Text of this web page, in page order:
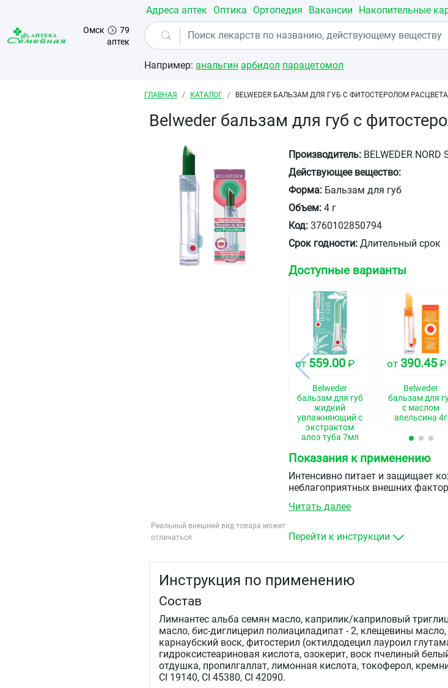
Перейти к основному содержанию
Омск
79
аптек
Адреса аптек Оптика Ортопедия Вакансии Накопительные
Например: анальгин арбидол парацетомол
Строка навигации
ГЛАВНАЯ КАТАЛОГ BELWEDER БАЛЬЗАМ ДЛЯ ГУБ С ФИТОСТЕРОЛОМ
Belweder бальзам для губ с
Реальный внешний вид товара может
отличаться
Производитель: BELWEDER NORD
Действующее вещество:
Форма: Бальзам для губ
Объем: 4 г
Код: 3760102850794
Срок годности: Длительный срок
Доступные варианты
от 559.00 ₽
Belweder
бальзам для губ
жидкий
увлажняющий с
экстрактом
алоэ туба 7мл
от 390.45₽
Belweder
бальзам для
с маслом
апельсина 4г
Показания к применению
Интенсивно питает и защищает
неблагоприятных внешних
Читать далее
Перейти к инструкции
Инструкция по применению
Состав
Лимнантес альба семян масло, каприлик/каприловый
масло, бис-диглицерил полиациладипат - 2, клещевины
карнаубский воск, фитостерил (октилдодецил лауроил
гидроксистеариновая кислота, озокерит, воск пчелиный
отдушка, пропилгаллат, лимонная кислота, токоферол,
CI 19140, CI 45380, CI 42090.